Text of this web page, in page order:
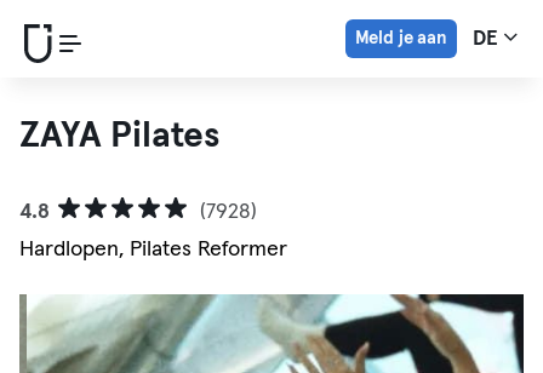
Meld je aan DE
ZAYA Pilates
4.8
(7928)
Hardlopen, Pilates Reformer